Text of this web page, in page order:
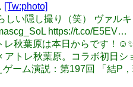
[Tw:photo]
しい隠し撮り（笑） ヴァル
https://t.co/E5EV…
レ秋葉原は本日からです！
アトレ秋葉原。コラボ初日
ゲーム演説：第197回 「結